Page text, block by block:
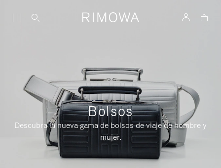
Bolsos
Descubra la nueva gama de bolsos de viaje de hombre y
mujer.